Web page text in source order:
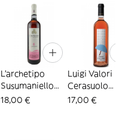
L'archetipo
Susumaniello
Rosato
18,00 €
Luigi Valori
Cerasuolo
d'Abruzzo
17,00 €